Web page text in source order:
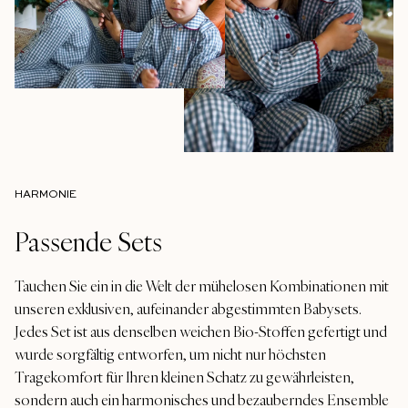
HARMONIE
Passende Sets
Tauchen Sie ein in die Welt der mühelosen Kombinationen mit
unseren exklusiven, aufeinander abgestimmten Babysets.
Jedes Set ist aus denselben weichen Bio-Stoffen gefertigt und
wurde sorgfältig entworfen, um nicht nur höchsten
Tragekomfort für Ihren kleinen Schatz zu gewährleisten,
sondern auch ein harmonisches und bezauberndes Ensemble